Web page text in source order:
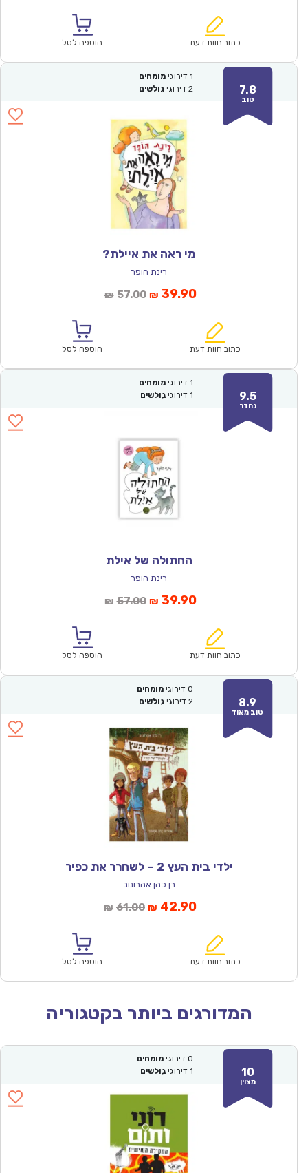
₪64.00.
הוא:
כתוב חוות דעת הוספה לסל
7.8
טוב
1 דירוגי מומחים
2 דירוגי גולשים
מי ראה את איילת?
רינת הופר
₪ 57.00המחיר
₪57.00.
₪ 39.90המחיר
הוא:
כתוב חוות דעת הוספה לסל
9.5
נהדר
1 דירוגי מומחים
1 דירוגי גולשים
החתולה של אילת
רינת הופר
₪ 57.00המחיר
₪57.00.
₪ 39.90המחיר
הוא:
כתוב חוות דעת הוספה לסל
8.9
טוב מאוד
0 דירוגי מומחים
2 דירוגי גולשים
ילדי בית העץ 2 – לשחרר את כפיר
רן כהן אהרונוב
₪ 61.00המחיר
₪61.00.
₪ 42.90המחיר
הוא:
כתוב חוות דעת הוספה לסל
המדורגים ביותר בקטגוריה
10
מצוין
0 דירוגי מומחים
1 דירוגי גולשים